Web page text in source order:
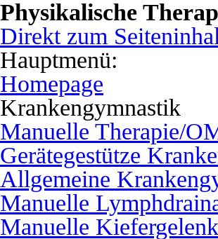
Physikalische
Direkt zum
Hauptmenü:
Homepage
Krankengymnastik
Manuelle Therapie/
Gerätegestütze
Allgemeine
Manuelle
Manuelle